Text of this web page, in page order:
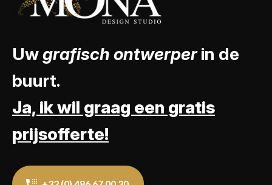
Uwgrafisch ontwerperin de
buurt.
Ja, ik wil graag een gratis
prijsofferte!